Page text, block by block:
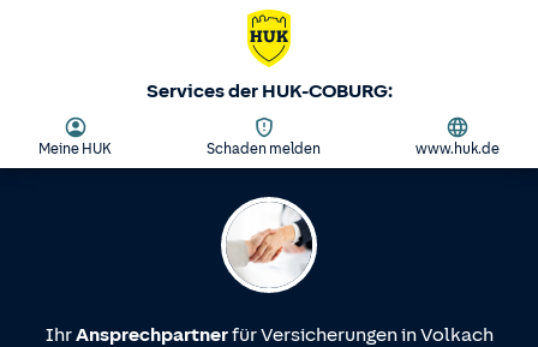
Services der HUK-COBURG:
Meine HUK Schaden melden www.huk.de
IhrAnsprechpartnerfür Versicherungen inVolkach